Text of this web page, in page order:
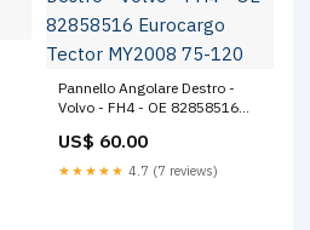
Pannello Angolare Destro -
Volvo - FH4 - OE 82858516
120
US$ 60.00
★★★★★ 4.7 (7 reviews)